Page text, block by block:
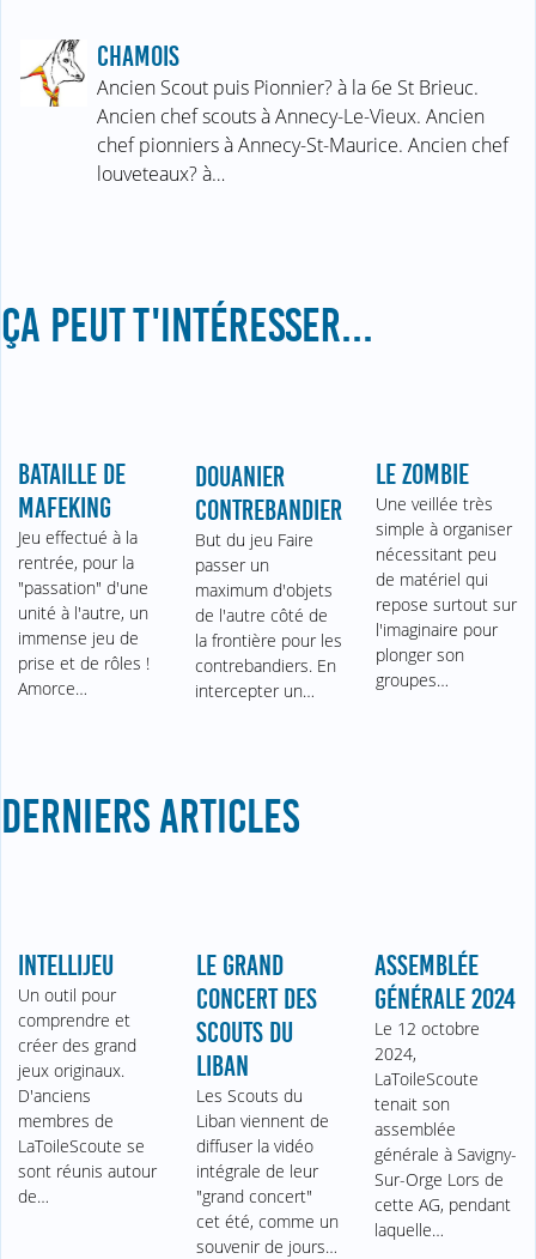
CHAMOIS
Ancien Scout puis Pionnier? à la 6e St Brieuc.
Ancien chef scouts à Annecy-Le-Vieux. Ancien
chef pionniers à Annecy-St-Maurice. Ancien chef
louveteaux? à…
ÇA PEUT T'INTÉRESSER...
BATAILLE DE
MAFEKING
Jeu effectué à la
rentrée, pour la
"passation" d'une
unité à l'autre, un
immense jeu de
prise et de rôles !
Amorce…
DOUANIER
CONTREBANDIER
But du jeu Faire
passer un
maximum d'objets
de l'autre côté de
la frontière pour les
contrebandiers. En
intercepter un…
LE ZOMBIE
Une veillée très
simple à organiser
nécessitant peu
de matériel qui
repose surtout sur
l'imaginaire pour
plonger son
groupes…
DERNIERS ARTICLES
INTELLIJEU
Un outil pour
comprendre et
créer des grand
jeux originaux.
D'anciens
membres de
LaToileScoute se
sont réunis autour
de…
LE GRAND
CONCERT DES
SCOUTS DU
LIBAN
Les Scouts du
Liban viennent de
diffuser la vidéo
intégrale de leur
"grand concert"
cet été, comme un
souvenir de jours…
ASSEMBLÉE
GÉNÉRALE 2024
Le 12 octobre
2024,
LaToileScoute
tenait son
assemblée
générale à Savigny-
Sur-Orge Lors de
cette AG, pendant
laquelle…